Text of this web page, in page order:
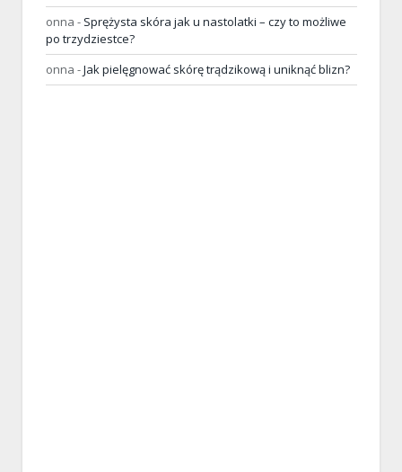
onna - Sprężysta skóra jak u nastolatki – czy to możliwe
po trzydziestce?
onna -Jak pielęgnować skórę trądzikową i uniknąć blizn?